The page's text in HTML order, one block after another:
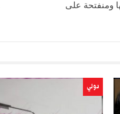
ومنفتحة على
دولي